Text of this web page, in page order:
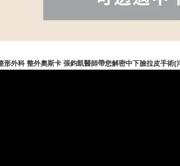
形外科 整外奧斯卡 張鈞凱醫師帶您解密中下臉拉皮手術(